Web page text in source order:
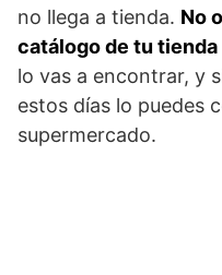
no llega a tienda. No
catálogo de tu tienda
lo vas a encontrar, y
estos días lo puedes
supermercado.